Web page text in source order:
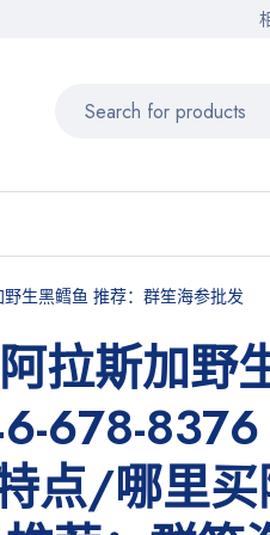
生黑鳕鱼 推荐：群笙海参批发
阿拉斯加野
678-
点/哪里